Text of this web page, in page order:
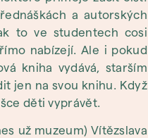
a autorských
to ve studentech cosi
nabízejí. Ale i pokud
kniha vydává, starším
jen na svou knihu. Když
děti vyprávět.
už muzeum) Vítězslava